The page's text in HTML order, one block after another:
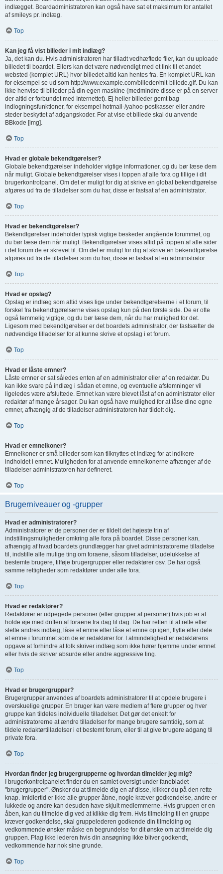
indlægget. Boardadministratoren kan også have sat et maksimum for antallet
af smileys pr. indlæg.
Top
Kan jeg få vist billeder i mit indlæg?
Ja, det kan du. Hvis administratoren har tilladt vedhæftede filer, kan du uploade
billedet til boardet. Ellers kan det være nødvendigt med et link til et andet
websted (komplet URL) hvor billedet altid kan hentes fra. En komplet URL kan
for eksempel se ud som http://www.example.com/billeder/mit-billede.gif. Du kan
ikke henvise til billeder på din egen maskine (medmindre disse er på en server
der altid er forbundet med Internettet). Ej heller billeder gemt bag
indlogningsfunktioner, for eksempel hotmail-/yahoo-postkasser eller andre
steder beskyttet af adgangskoder. For at vise et billede skal du anvende
BBkode [img].
Top
Hvad er globale bekendtgørelser?
Globale bekendtgørelser indeholder vigtige informationer, og du bør læse dem
når muligt. Globale bekendtgørelser vises i toppen af alle fora og tillige i dit
brugerkontrolpanel. Om det er muligt for dig at skrive en global bekendtgørelse
afgøres ud fra de tilladelser som du har, disse er fastsat af en administrator.
Top
Hvad er bekendtgørelser?
Bekendtgørelser indeholder typisk vigtige beskeder angående forummet, og
du bør læse dem når muligt. Bekendtgørelser vises altid på toppen af alle sider
i det forum de er skrevet til. Om det er muligt for dig at skrive en bekendtgørelse
afgøres ud fra de tilladelser som du har, disse er fastsat af en administrator.
Top
Hvad er opslag?
Opslag er indlæg som altid vises lige under bekendtgørelserne i et forum, til
forskel fra bekendtgørelserne vises opslag kun på den første side. De er ofte
også temmelig vigtige, og du bør læse dem, når du har mulighed for det.
Ligesom med bekendtgørelser er det boardets administrator, der fastsætter de
nødvendige tilladelser for at kunne skrive et opslag i et forum.
Top
Hvad er låste emner?
Låste emner er sat således enten af en administrator eller af en redaktør. Du
kan ikke svare på indlæg i sådan et emne, og eventuelle afstemninger vil
ligeledes være afsluttede. Emnet kan være blevet låst af en administrator eller
redaktør af mange årsager. Du kan også have mulighed for at låse dine egne
emner, afhængig af de tilladelser administratoren har tildelt dig.
Top
Hvad er emneikoner?
Emneikoner er små billeder som kan tilknyttes et indlæg for at indikere
indholdet i emnet. Muligheden for at anvende emneikonerne afhænger af de
tilladelser administratoren har defineret.
Top
Brugerniveauer og -grupper
Hvad er administratorer?
Administratorer er de personer der er tildelt det højeste trin af
indstillingsmuligheder omkring alle fora på boardet. Disse personer kan,
afhængig af hvad boardets grundlægger har givet administratorerne tilladelse
til, indstille alle mulige ting om foraene, såsom tilladelser, udelukkelse af
bestemte brugere, tilføje brugergrupper eller redaktører osv. De har også
samme rettigheder som redaktører under alle fora.
Top
Hvad er redaktører?
Redaktører er udpegede personer (eller grupper af personer) hvis job er at
holde øje med driften af foraene fra dag til dag. De har retten til at rette eller
slette andres indlæg, låse et emne eller låse et emne op igen, flytte eller dele
et emne i forummet som de er redaktører for. I almindelighed er redaktørens
opgave at forhindre at folk skriver indlæg som ikke hører hjemme under emnet
eller hvis de skriver absurde eller andre aggressive ting.
Top
Hvad er brugergrupper?
Brugergrupper anvendes af boardets administratorer til at opdele brugere i
overskuelige grupper. En bruger kan være medlem af flere grupper og hver
gruppe kan tildeles individuelle tilladelser. Det gør det enkelt for
administratorerne at ændre tilladelser for mange brugere samtidig, som at
tildele redaktørtilladelser i et bestemt forum, eller til at give brugere adgang til
private fora.
Top
Hvordan finder jeg brugergrupperne og hvordan tilmelder jeg mig?
I brugerkontrolpanelet finder du en samlet oversigt under fanebladet
"brugergrupper". Ønsker du at tilmelde dig en af disse, klikker du på den rette
knap. Imidlertid er ikke alle grupper åbne, nogle kræver godkendelse, andre er
lukkede og andre kan desuden have skjult medlemmerne. Hvis gruppen er en
åben, kan du tilmelde dig ved at klikke dig frem. Hvis tilmelding til en gruppe
kræver godkendelse, skal gruppelederen godkende din tilmelding og
vedkommende ønsker måske en begrundelse for dit ønske om at tilmelde dig
gruppen. Plag ikke lederen hvis din ansøgning ikke bliver godkendt,
vedkommende har nok sine grunde.
Top